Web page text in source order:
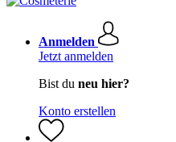
Anmelden
Jetzt anmelden
Bist du neu hier?
Konto erstellen